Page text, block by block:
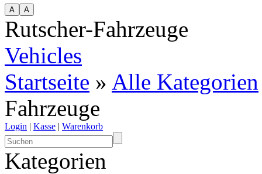
Rutscher-Fahrzeuge
Vehicles
Startseite » Alle Kategorien
Fahrzeuge
Login | Kasse | Warenkorb
Kategorien